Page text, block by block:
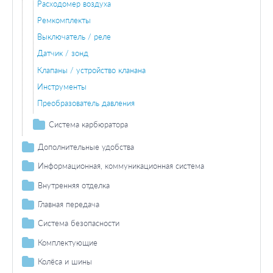
Расходомер воздуха
Ремкомплекты
Выключатель / реле
Датчик / зонд
Клапаны / устройство кланана
Инструменты
Преобразователь давления
Система карбюратора
Привод / амортизатор / бачок
Выключатель / реле
Дополнительные удобства
Автономное отопление
Система регулировки скорости
Центральный замок
Помощь при парковке/сигнализатор заднего хода
Подъемное устройство для окон
Система подогрева двигателя (электрическая)
Информационная, коммуникационная система
Антенны
Коммуникация
Внутренняя отделка
Сидения
Комплектующие
Подъемное устройство для окон
Упругие элементы
Главная передача
Дифференциал
Раздаточная коробка
Система безопасности
Система подушек безопасности
Комплектующие
Багажник / пространство для груза
Колёса и шины